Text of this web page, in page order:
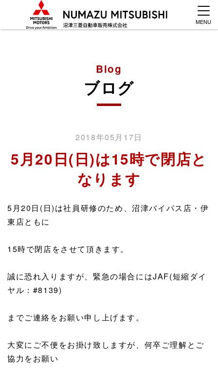
MENU
Blog
ブログ
2018年05月17日
5月20日(日)は15時で閉店と
なります
5月20日(日)は社員研修のため、沼津バイパス店・伊
東店ともに
15時で閉店をさせて頂きます。
誠に恐れ入りますが、緊急の場合にはJAF(短縮ダイ
ヤル：#8139)
までご連絡をお願い申し上げます。
大変にご不便をお掛け致しますが、何卒ご理解とご
協力をお願い